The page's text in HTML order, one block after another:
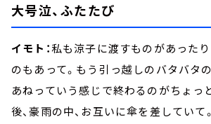
大号泣、ふたたび
イモト：私も涼子に渡すものがあったり
のもあって。もう引っ越しのバタバタ
あねっていう感じで終わるのがちょっ
後、豪雨の中、お互いに傘を差していて